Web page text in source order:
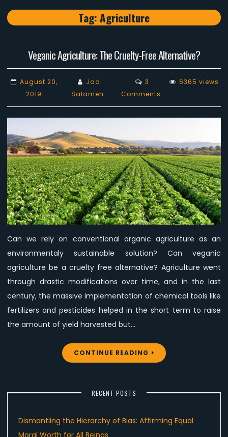
Tag:Agriculture
Veganic Agriculture: The Cruelty-Free Alternative?
August 20,
2019
Jad
Salameh
3
Comments
Veganic
Agriculture:
Cruelty-
Free
Alternative?
6365 views
Can we rely on conventional organic agriculture as an
environmentaly sustainable solution? Can veganic
agriculture be a cruelty free alternative? Agriculture went
through drastic modifications over time, and in the last
century, the massive implementation of chemical tools like
fertilizers and pesticides helped in the short term to raise
the amount of yield harvested but…
CONTINUE READING
RECENT POSTS
Dismantling the Hierarchy of Bias: Affirming Equal
Moral Worth for All Beings